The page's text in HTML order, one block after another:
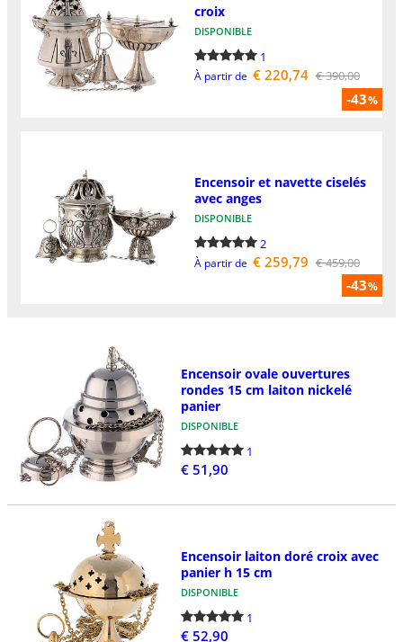
-43%
croix
DISPONIBLE
1
À partir de € 220,74 € 390,00
-43%
Encensoir et navette ciselés
avec anges
DISPONIBLE
2
À partir de € 259,79 € 459,00
Encensoir ovale ouvertures
rondes 15 cm laiton nickelé
panier
DISPONIBLE
1
€ 51,90
Encensoir laiton doré croix avec
panier h 15 cm
DISPONIBLE
1
€ 52,90